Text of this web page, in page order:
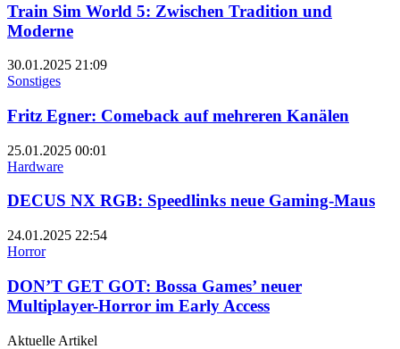
Train Sim World 5: Zwischen Tradition und
Moderne
30.01.2025 21:09
Sonstiges
Fritz Egner: Comeback auf mehreren Kanälen
25.01.2025 00:01
Hardware
DECUS NX RGB: Speedlinks neue Gaming-Maus
24.01.2025 22:54
Horror
DON’T GET GOT: Bossa Games’ neuer
Multiplayer-Horror im Early Access
Aktuelle Artikel